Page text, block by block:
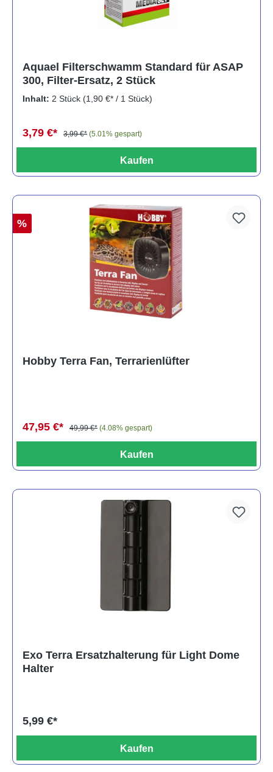
Aquael Filterschwamm Standard für ASAP
300, Filter-Ersatz, 2 Stück
Inhalt: 2 Stück (1,90 €* / 1 Stück)
3,79 €* 3,99 €* (5.01% gespart)
Kaufen
%
Hobby Terra Fan, Terrarienlüfter
47,95 €* 49,99 €* (4.08% gespart)
Kaufen
Exo Terra Ersatzhalterung für Light Dome
Halter
5,99 €*
Kaufen